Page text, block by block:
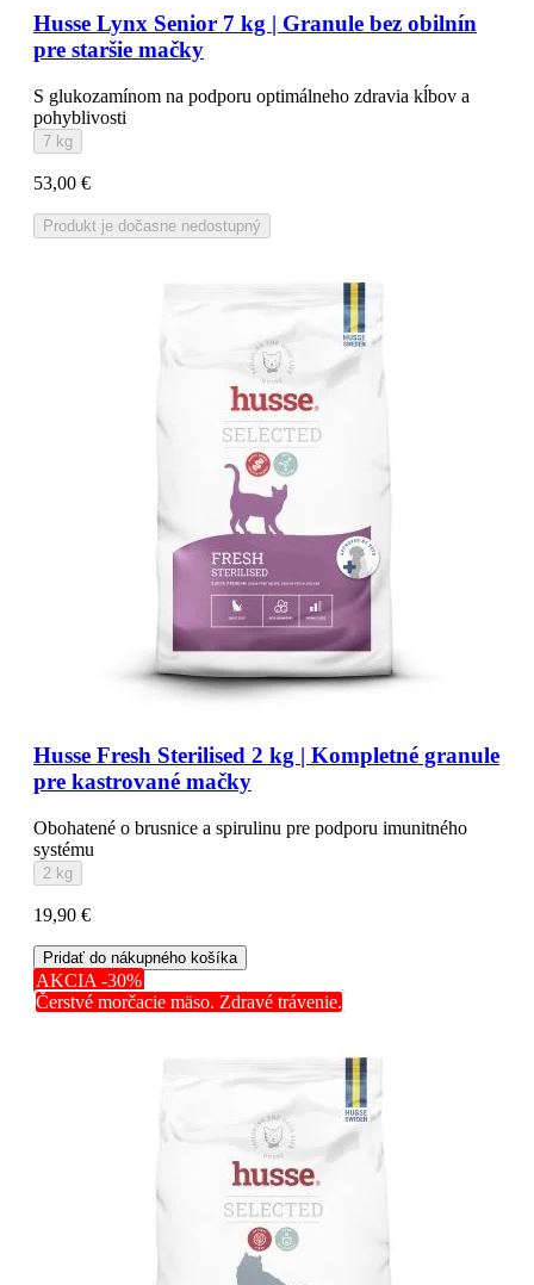
Husse Lynx Senior 7 kg | Granule bez obilnín
pre staršie mačky
S glukozamínom na podporu optimálneho zdravia kĺbov a
pohyblivosti
7 kg
53,00 €
Produkt je dočasne nedostupný
Husse Fresh Sterilised 2 kg | Kompletné granule
pre kastrované mačky
Obohatené o brusnice a spirulinu pre podporu imunitného
systému
2 kg
19,90 €
Pridať do nákupného košíka
AKCIA -30%
Čerstvé morčacie mäso. Zdravé trávenie.